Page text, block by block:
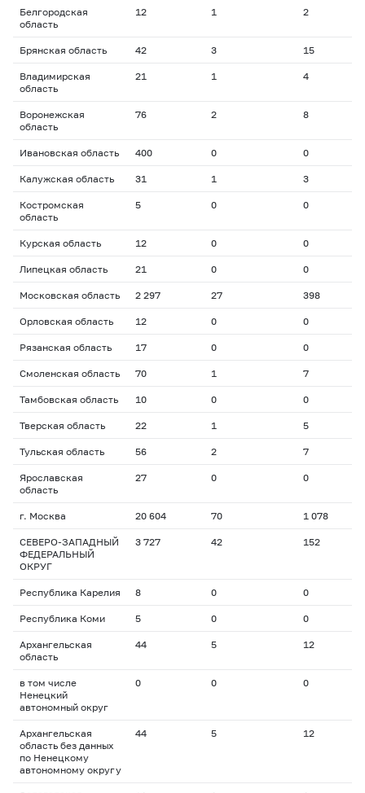
Белгородская
область
12 1 2
Брянская область 42 3 15
Владимирская
область
21 1 4
Воронежская
область
76 2 8
Ивановская область 400 0 0
Калужская область 31 1 3
Костромская
область
5 0 0
Курская область 12 0 0
Липецкая область 21 0 0
Московская область 2 297 27 398
Орловская область 12 0 0
Рязанская область 17 0 0
Смоленская область 70 1 7
Тамбовская область 10 0 0
Тверская область 22 1 5
Тульская область 56 2 7
Ярославская
область
27 0 0
г. Москва 20 604 70 1 078
СЕВЕРО-ЗАПАДНЫЙ
ФЕДЕРАЛЬНЫЙ
ОКРУГ
3 727 42 152
Республика Карелия 8 0 0
Республика Коми 5 0 0
Архангельская
область
44 5 12
в том числе
Ненецкий
автономный округ
0 0 0
Архангельская
область без данных
по Ненецкому
автономному округу
44 5 12